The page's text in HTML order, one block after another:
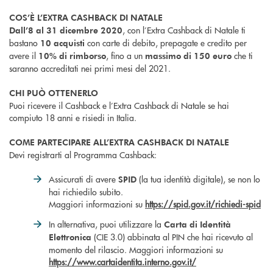
COS’È L’EXTRA CASHBACK DI NATALE
Dall’8 al 31 dicembre 2020, con l’Extra Cashback di Natale ti
bastano 10 acquisti con carte di debito, prepagate e credito per
avere il 10% di rimborso, fino a un massimo di 150 euro che ti
saranno accreditati nei primi mesi del 2021.
CHI PUÒ OTTENERLO
Puoi ricevere il Cashback e l’Extra Cashback di Natale se hai
compiuto 18 anni e risiedi in Italia.
COME PARTECIPARE ALL’EXTRA CASHBACK DI NATALE
Devi registrarti al Programma Cashback:
Assicurati di avere SPID (la tua identità digitale), se non lo
hai richiedilo subito.
Maggiori informazioni su https://spid.gov.it/richiedi-spid
In alternativa, puoi utilizzare la Carta di Identità
Elettronica (CIE 3.0) abbinata al PIN che hai ricevuto al
momento del rilascio. Maggiori informazioni su
https://www.cartaidentita.interno.gov.it/